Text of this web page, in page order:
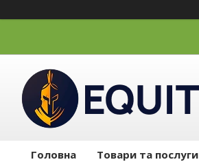
Головна Товари та послуги